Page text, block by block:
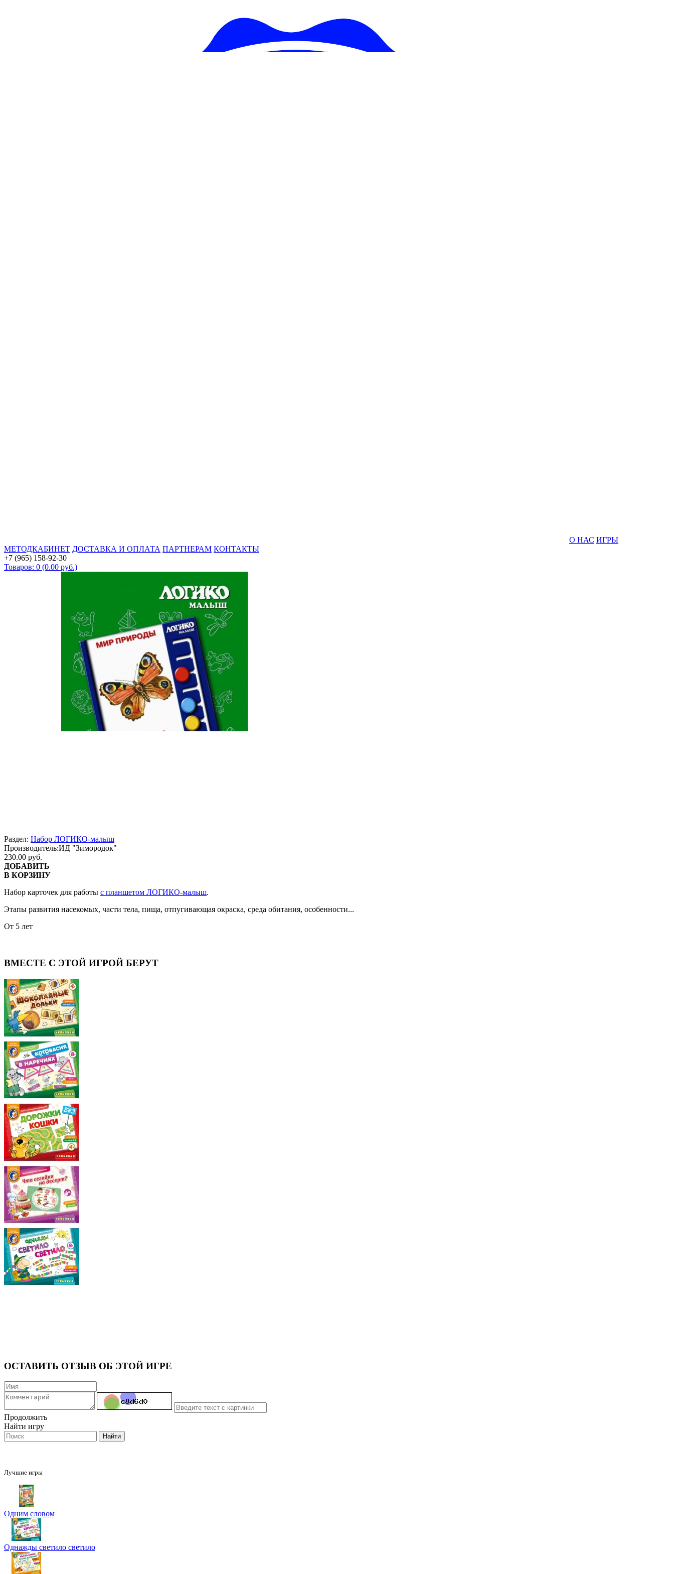
О НАС ИГРЫ
МЕТОДКАБИНЕТ ДОСТАВКА И ОПЛАТА ПАРТНЕРАМ КОНТАКТЫ
+7 (965) 158-92-30
Товаров: 0 (0.00 руб.)
Раздел: Набор ЛОГИКО-малыш
Производитель:ИД "Зимородок"
230.00 руб.
ДОБАВИТЬ
В КОРЗИНУ
Набор карточек для работы с планшетом ЛОГИКО-малыш.
Этапы развития насекомых, части тела, пища, отпугивающая окраска, среда обитания, особенности...
От 5 лет
ВМЕСТЕ С ЭТОЙ ИГРОЙ БЕРУТ
ОСТАВИТЬ ОТЗЫВ ОБ ЭТОЙ ИГРЕ
Продолжить
Найти игру
Лучшие игры
Одним словом
Однажды светило светило